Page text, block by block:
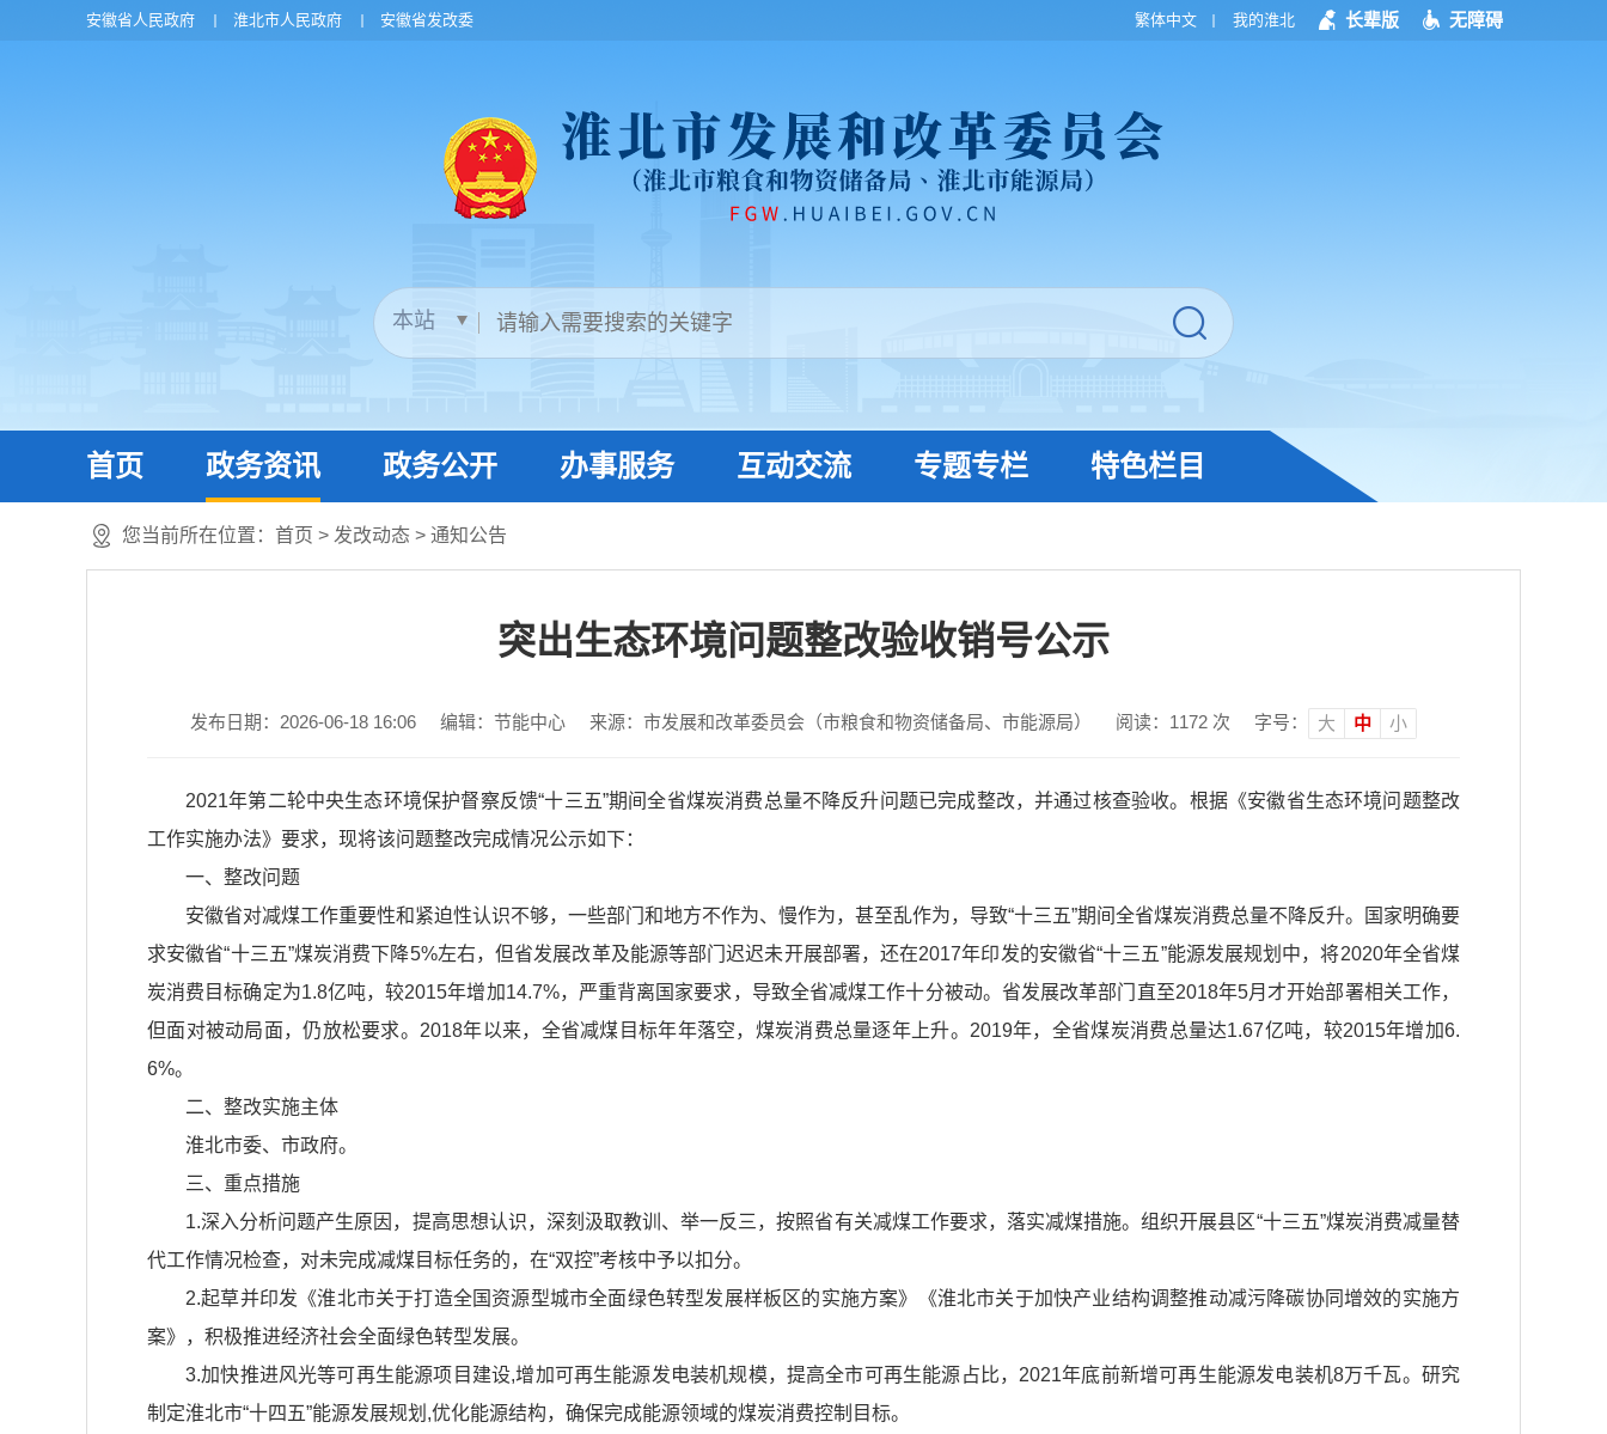
安徽省人民政府 淮北市人民政府 安徽省发改委 繁体中文 我的淮北 长辈版 无障碍
首页 政务资讯 政务公开 办事服务 互动交流 专题专栏 特色栏目
您当前所在位置： 首页 > 发改动态 > 通知公告
突出生态环境问题整改验收销号公示
发布日期：2026-06-18 16:06 编辑：节能中心 来源：市发展和改革委员会（市粮食和物资储备局、市能源局） 阅读： 1172 次 字号： 大 中 小
2021年第二轮中央生态环境保护督察反馈“十三五”期间全省煤炭消费总量不降反升问题已完成整改，并通过核查验收。根据《安徽省生态环境问题整改
工作实施办法》要求，现将该问题整改完成情况公示如下：
一、整改问题
安徽省对减煤工作重要性和紧迫性认识不够，一些部门和地方不作为、慢作为，甚至乱作为，导致“十三五”期间全省煤炭消费总量不降反升。国家明确要
求安徽省“十三五”煤炭消费下降5%左右，但省发展改革及能源等部门迟迟未开展部署，还在2017年印发的安徽省“十三五”能源发展规划中，将2020年全省煤
炭消费目标确定为1.8亿吨，较2015年增加14.7%，严重背离国家要求，导致全省减煤工作十分被动。省发展改革部门直至2018年5月才开始部署相关工作，
但面对被动局面，仍放松要求。2018年以来，全省减煤目标年年落空，煤炭消费总量逐年上升。2019年，全省煤炭消费总量达1.67亿吨，较2015年增加6.
6%。
二、整改实施主体
淮北市委、市政府。
三、重点措施
1.深入分析问题产生原因，提高思想认识，深刻汲取教训、举一反三，按照省有关减煤工作要求，落实减煤措施。组织开展县区“十三五”煤炭消费减量替
代工作情况检查，对未完成减煤目标任务的，在“双控”考核中予以扣分。
2.起草并印发《淮北市关于打造全国资源型城市全面绿色转型发展样板区的实施方案》《淮北市关于加快产业结构调整推动减污降碳协同增效的实施方
案》，积极推进经济社会全面绿色转型发展。
3.加快推进风光等可再生能源项目建设,增加可再生能源发电装机规模，提高全市可再生能源占比，2021年底前新增可再生能源发电装机8万千瓦。研究
制定淮北市“十四五”能源发展规划,优化能源结构，确保完成能源领域的煤炭消费控制目标。